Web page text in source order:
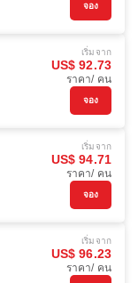
จอง
เริ่มจาก
US$ 92.73
ราคา/ คน
จอง
เริ่มจาก
US$ 94.71
ราคา/ คน
จอง
เริ่มจาก
US$ 96.23
ราคา/ คน